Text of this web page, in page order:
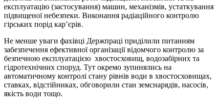
експлуатацію (застосування) машин, механізмів, устаткування
підвищеної небезпеки. Виконання радіаційного контролю
гірських порід кар’єрів.
Не менше уваги фахівці Держпраці приділили питанням
забезпечення ефективної організації відомчого контролю за
безпечною експлуатацією хвостосховищ, водозабірних та
гідротехнічних споруд. Тут окремо зупинялись на
автоматичному контролі стану рівнів води в хвостосховищах,
ставках, відстійниках, обговорили стан земснарядів, насосів,
якість води тощо.